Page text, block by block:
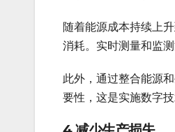
随着能源成本持续上
消耗。实时测量和监
此外，通过整合能源
要性，这是实施数字